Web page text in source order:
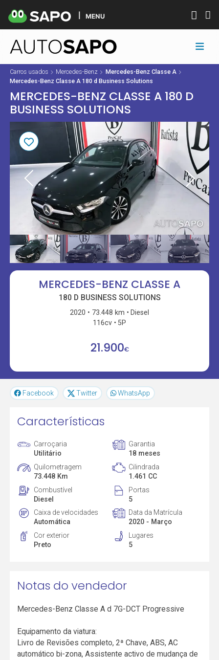
MENU
Carros usados Mercedes-Benz
Mercedes-Benz Classe A
Mercedes-Benz Classe A 180 d Business Solutions
MERCEDES-BENZ CLASSE A 180 D
BUSINESS SOLUTIONS
MERCEDES-BENZ CLASSE A
180 D BUSINESS SOLUTIONS
2020 73.448 km
Diesel
116cv
5P
21.900€
Facebook Twitter WhatsApp
Características
Carroçaria
Utilitário
Garantia
18 meses
Quilometragem
73.448 Km
Cilindrada
1.461 CC
Combustível
Diesel
Portas
5
Caixa de velocidades
Automática
Data da Matrícula
2020 - Março
Cor exterior
Preto
Lugares
5
Notas do vendedor
Mercedes-Benz Classe A d 7G-DCT Progressive
Equipamento da viatura:
Livro de Revisões completo, 2ª Chave, ABS, AC
automático bi-zona, Assistente activo de mudança de